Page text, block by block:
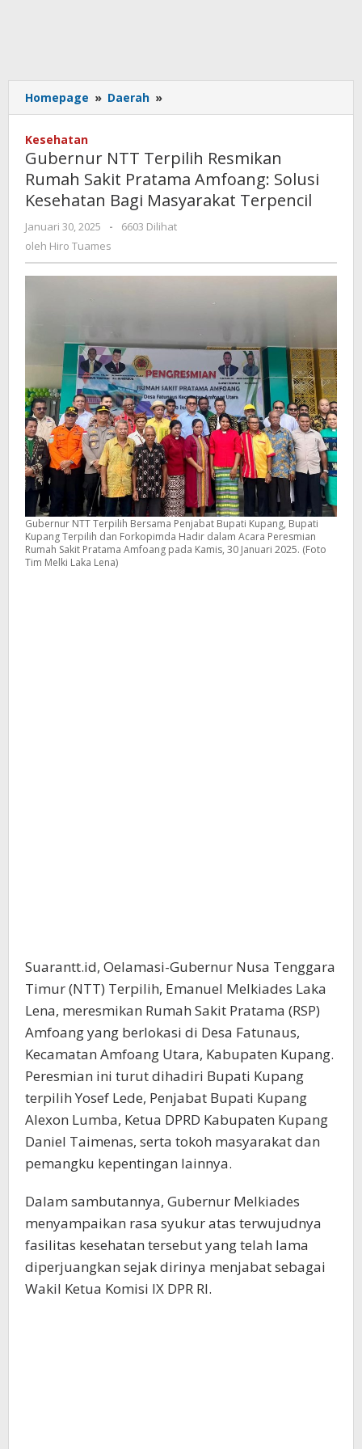
Homepage » Daerah »
NTT
Rumah
Sakit
Pratama
Amfoang:
Solusi
Bagi
Terpencil
Kesehatan
Gubernur NTT Terpilih Resmikan
Rumah Sakit Pratama Amfoang: Solusi
Kesehatan Bagi Masyarakat Terpencil
Januari 30, 2025
oleh
-
6603 Dilihat
oleh Hiro Tuames
Gubernur NTT Terpilih Bersama Penjabat Bupati Kupang, Bupati
Kupang Terpilih dan Forkopimda Hadir dalam Acara Peresmian
Rumah Sakit Pratama Amfoang pada Kamis, 30 Januari 2025. (Foto
Tim Melki Laka Lena)
Suarantt.id, Oelamasi-Gubernur Nusa Tenggara
Timur (NTT) Terpilih, Emanuel Melkiades Laka
Lena, meresmikan Rumah Sakit Pratama (RSP)
Amfoang yang berlokasi di Desa Fatunaus,
Kecamatan Amfoang Utara, Kabupaten Kupang.
Peresmian ini turut dihadiri Bupati Kupang
terpilih Yosef Lede, Penjabat Bupati Kupang
Alexon Lumba, Ketua DPRD Kabupaten Kupang
Daniel Taimenas, serta tokoh masyarakat dan
pemangku kepentingan lainnya.
Dalam sambutannya, Gubernur Melkiades
menyampaikan rasa syukur atas terwujudnya
fasilitas kesehatan tersebut yang telah lama
diperjuangkan sejak dirinya menjabat sebagai
Wakil Ketua Komisi IX DPR RI.